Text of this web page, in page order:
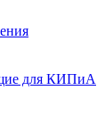
для КИПиА